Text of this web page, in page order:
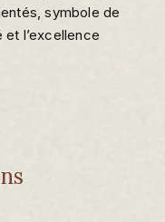
symbole de
l’excellence